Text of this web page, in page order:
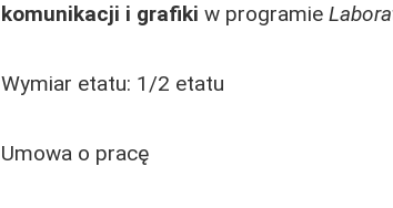
komunikacji i grafiki w programie
Wymiar etatu: 1/2 etatu
Umowa o pracę